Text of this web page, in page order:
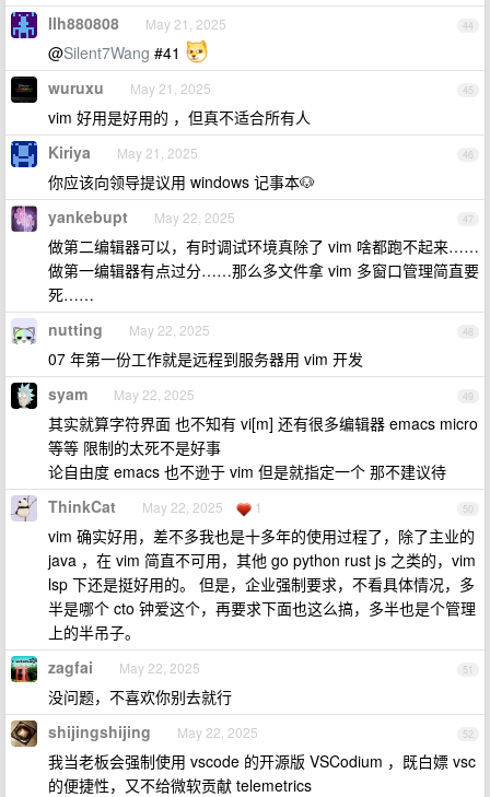
44
llh880808 May 21, 2025
@Silent7Wang #41
45
wuruxu May 21, 2025
vim 好用是好用的 ，但真不适合所有人
46
Kiriya May 21, 2025
你应该向领导提议用 windows 记事本🐶
47
yankebupt May 22, 2025
做第二编辑器可以，有时调试环境真除了 vim 啥都跑不起来……
做第一编辑器有点过分……那么多文件拿 vim 多窗口管理简直要
死……
48
nutting May 22, 2025
07 年第一份工作就是远程到服务器用 vim 开发
49
syam May 22, 2025
其实就算字符界面 也不知有 vi[m] 还有很多编辑器 emacs micro
等等 限制的太死不是好事
论自由度 emacs 也不逊于 vim 但是就指定一个 那不建议待
50
ThinkCat May 22, 2025 1
vim 确实好用，差不多我也是十多年的使用过程了，除了主业的
java ，在 vim 简直不可用，其他 go python rust js 之类的，vim
lsp 下还是挺好用的。 但是，企业强制要求，不看具体情况，多
半是哪个 cto 钟爱这个，再要求下面也这么搞，多半也是个管理
上的半吊子。
51
zagfai May 22, 2025
没问题，不喜欢你别去就行
52
shijingshijing May 22, 2025
我当老板会强制使用 vscode 的开源版 VSCodium ，既白嫖 vsc
的便捷性，又不给微软贡献 telemetrics